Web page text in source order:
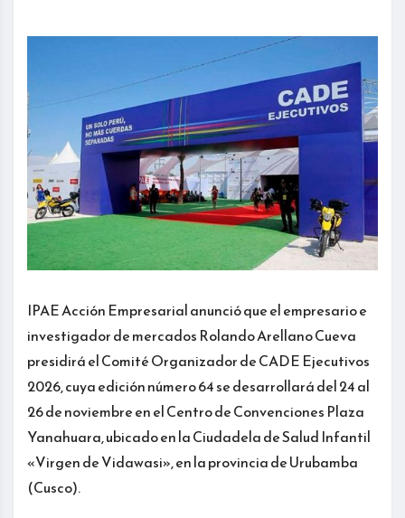
IPAE Acción Empresarial anunció que el empresario e
investigador de mercados Rolando Arellano Cueva
presidirá el Comité Organizador de CADE Ejecutivos
2026, cuya edición número 64 se desarrollará del 24 al
26 de noviembre en el Centro de Convenciones Plaza
Yanahuara, ubicado en la Ciudadela de Salud Infantil
«Virgen de Vidawasi», en la provincia de Urubamba
(Cusco).